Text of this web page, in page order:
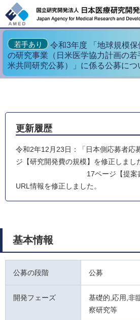
若手あり
令和3年度 「地球規模
の研究事業（日米医学協力計画の若
米共同研究公募）」に係る公募につ
更新履歴
令和2年12月23日：「日本側応募者応
ジ【研究開発費の規模】を修正しまし
17ページ【提
URL情報を修正しました。
基本情報
公募の段階 公募
開発フェーズ
基礎的,応用,非
察研究等